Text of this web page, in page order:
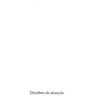
Detalhes da atuação